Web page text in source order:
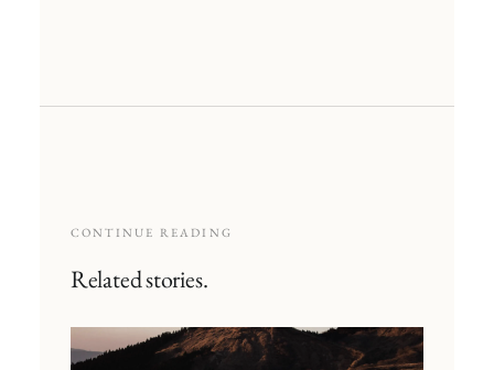
CONTINUE READING
Related stories.